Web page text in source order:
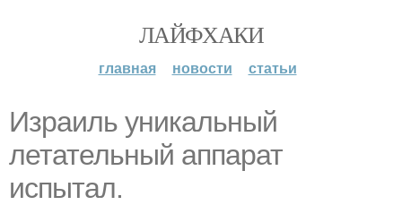
ЛАЙФХАКИ
главная новости статьи
Израиль уникальный
летательный аппарат
испытал.